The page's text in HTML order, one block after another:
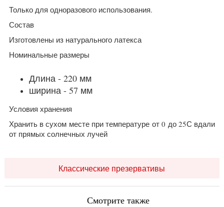
Только для одноразового использования.
Состав
Изготовлены из натурального латекса
Номинальные размеры
Длина - 220 мм
ширина - 57 мм
Условия хранения
Хранить в сухом месте при температуре от 0 до 25С вдали
от прямых солнечных лучей
Классические презервативы
Смотрите также